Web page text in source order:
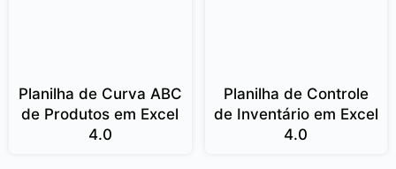
Planilha de Curva ABC
de Produtos em Excel
4.0
Planilha de Controle
de Inventário em Excel
4.0